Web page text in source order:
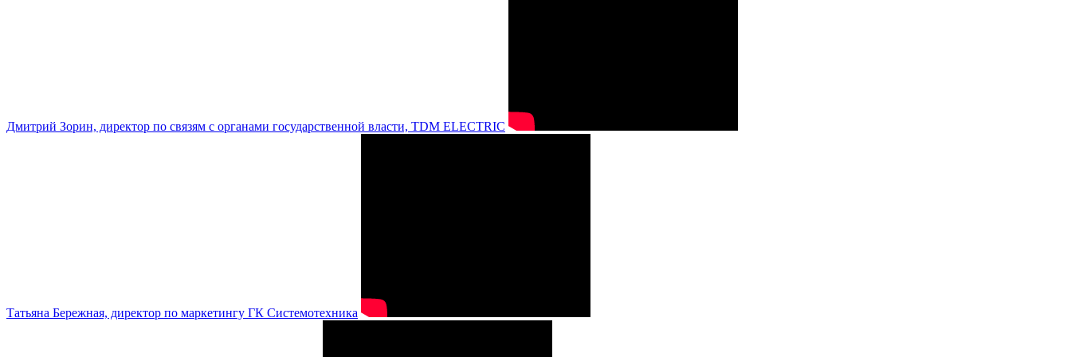
Дмитрий Зорин, директор по связям с органами государственной власти, TDM ELECTRIC
Татьяна Бережная, директор по маркетингу ГК Системотехника